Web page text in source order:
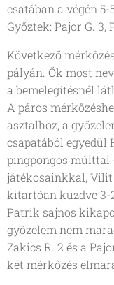
csatában a végén
Győztek: Pajor G. 3,
Következő
pályán. Ők most
a bemelegítésnél
A páros
asztalhoz, a
csapatából egyedül
pingpongos
játékosainkkal, Vilit
kitartóan küzdve 3-
Patrik sajnos
győzelem nem
Zakics R. 2 és a
két mérkőzés